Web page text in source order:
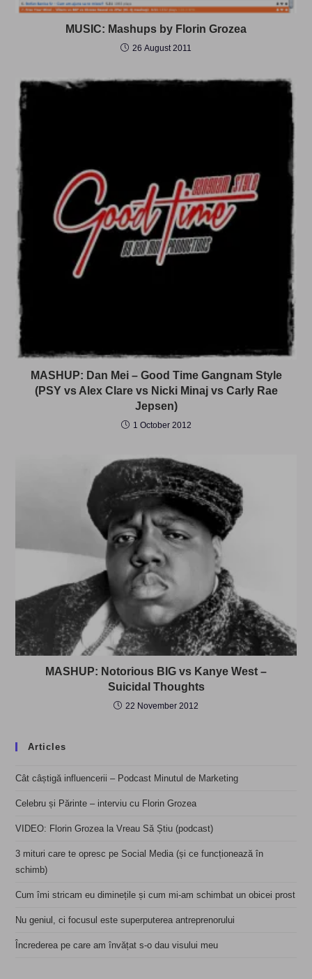
MUSIC: Mashups by Florin Grozea
26 August 2011
MASHUP: Dan Mei – Good Time Gangnam Style
(PSY vs Alex Clare vs Nicki Minaj vs Carly Rae
Jepsen)
1 October 2012
MASHUP: Notorious BIG vs Kanye West –
Suicidal Thoughts
22 November 2012
Articles
Cât câștigă influencerii – Podcast Minutul de Marketing
Celebru și Părinte – interviu cu Florin Grozea
VIDEO: Florin Grozea la Vreau Să Știu (podcast)
3 mituri care te opresc pe Social Media (și ce funcționează în
schimb)
Cum îmi stricam eu diminețile și cum mi-am schimbat un obicei prost
Nu geniul, ci focusul este superputerea antreprenorului
Încrederea pe care am învățat s-o dau visului meu